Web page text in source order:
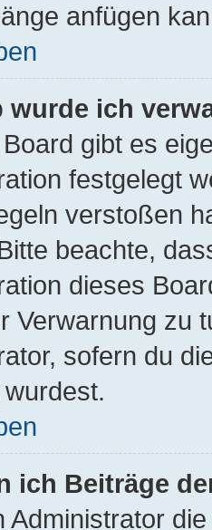
anfügen
wurde ich
gibt es
festgelegt
verstoßen
beachte,
dieses
Verwarnung zu
sofern du
ich Beiträge
Administrator